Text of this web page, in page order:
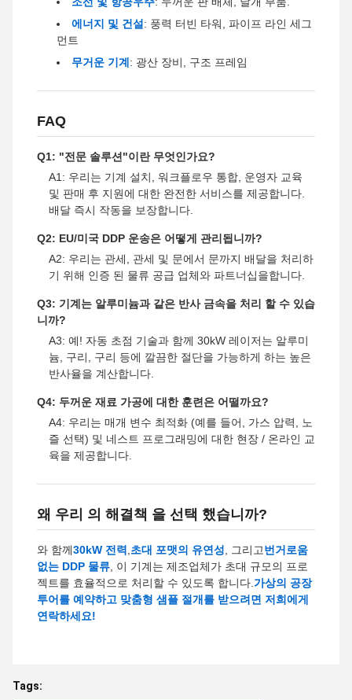
에너지 및 건설 : 풍력 터빈 타워, 파이프 라인 세그
먼트
무거운 기계 : 광산 장비, 구조 프레임
FAQ
Q1: "전문 솔루션"이란 무엇인가요?
A1: 우리는 기계 설치, 워크플로우 통합, 운영자 교육
및 판매 후 지원에 대한 완전한 서비스를 제공합니다.
배달 즉시 작동을 보장합니다.
Q2: EU/미국 DDP 운송은 어떻게 관리됩니까?
A2: 우리는 관세, 관세 및 문에서 문까지 배달을 처리하
기 위해 인증 된 물류 공급 업체와 파트너십을합니다.
Q3: 기계는 알루미늄과 같은 반사 금속을 처리 할 수 있습
니까?
A3: 예! 자동 초점 기술과 함께 30kW 레이저는 알루미
늄, 구리, 구리 등에 깔끔한 절단을 가능하게 하는 높은
반사율을 계산합니다.
Q4: 두꺼운 재료 가공에 대한 훈련은 어떨까요?
A4: 우리는 매개 변수 최적화 (예를 들어, 가스 압력, 노
즐 선택) 및 네스트 프로그래밍에 대한 현장 / 온라인 교
육을 제공합니다.
왜 우리 의 해결책 을 선택 했습니까?
와 함께30kW 전력 초대 포맷의 유연성 , 그리고번거로움
없는 DDP 물류 , 이 기계는 제조업체가 초대 규모의 프로
젝트를 효율적으로 처리할 수 있도록 합니다. 가상의 공장
투어를 예약하고 맞춤형 샘플 절개를 받으려면 저희에게
연락하세요!
Tags: